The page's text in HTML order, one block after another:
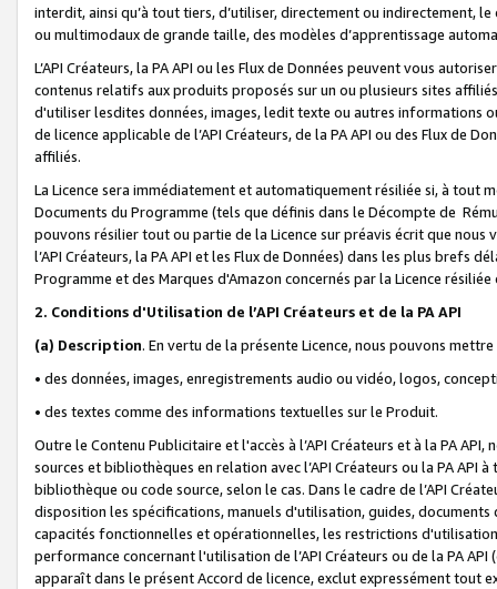
interdit, ainsi qu’à tout tiers, d’utiliser, directement ou indirectement,
ou multimodaux de grande taille, des modèles d’apprentissage
L’API Créateurs, la PA API ou les Flux de Données peuvent vous
contenus relatifs aux produits proposés sur un ou plusieurs sites
d'utiliser lesdites données, images, ledit texte ou autres informations
de licence applicable de l’API Créateurs, de la PA API ou des Flux de
affiliés.
La Licence sera immédiatement et automatiquement résiliée si, à
Documents du Programme (tels que définis dans le Décompte de
pouvons résilier tout ou partie de la Licence sur préavis écrit que
l’API Créateurs, la PA API et les Flux de Données) dans les plus
Programme et des Marques d'Amazon concernés par la Licence
2. Conditions d'Utilisation de l’API Créateurs et de la PA API
(a) Description. En vertu de la présente Licence, nous pouvons
• des données, images, enregistrements audio ou vidéo, logos,
• des textes comme des informations textuelles sur le Produit.
Outre le Contenu Publicitaire et l'accès à l’API Créateurs et à la PA
sources et bibliothèques en relation avec l’API Créateurs ou la PA
bibliothèque ou code source, selon le cas. Dans le cadre de l’API
disposition les spécifications, manuels d'utilisation, guides,
capacités fonctionnelles et opérationnelles, les restrictions
performance concernant l'utilisation de l’API Créateurs ou de la PA
apparaît dans le présent Accord de licence, exclut expressément tout